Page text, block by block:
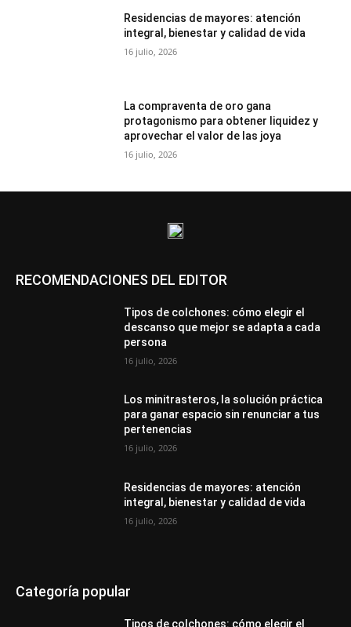
Residencias de mayores: atención
integral, bienestar y calidad de vida
16 julio, 2026
La compraventa de oro gana
protagonismo para obtener liquidez y
aprovechar el valor de las joya
16 julio, 2026
RECOMENDACIONES DEL EDITOR
Tipos de colchones: cómo elegir el
descanso que mejor se adapta a cada
persona
16 julio, 2026
Los minitrasteros, la solución práctica
para ganar espacio sin renunciar a tus
pertenencias
16 julio, 2026
Residencias de mayores: atención
integral, bienestar y calidad de vida
16 julio, 2026
Categoría popular
Tipos de colchones: cómo elegir el